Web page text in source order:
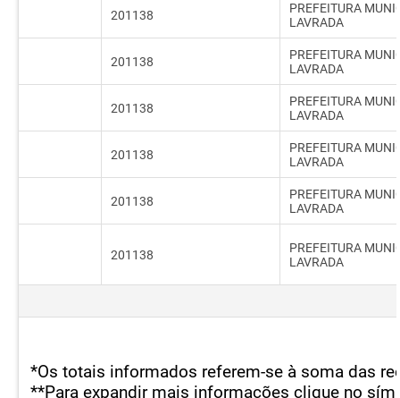
*Os totais informados referem-se à soma das
**Para expandir mais informações clique no
201138
PREFEITURA
LAVRADA
201138
PREFEITURA
LAVRADA
201138
PREFEITURA
LAVRADA
201138
PREFEITURA
LAVRADA
201138
PREFEITURA
LAVRADA
201138
PREFEITURA
LAVRADA